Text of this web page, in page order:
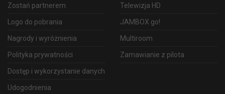
Zostań partnerem
Logo do pobrania
Nagrody i wyróżnienia
Polityka prywatności
Dostęp i wykorzystanie danych
Udogodnienia
Telewizja HD
JAMBOX go!
Multiroom
Zamawianie z pilota